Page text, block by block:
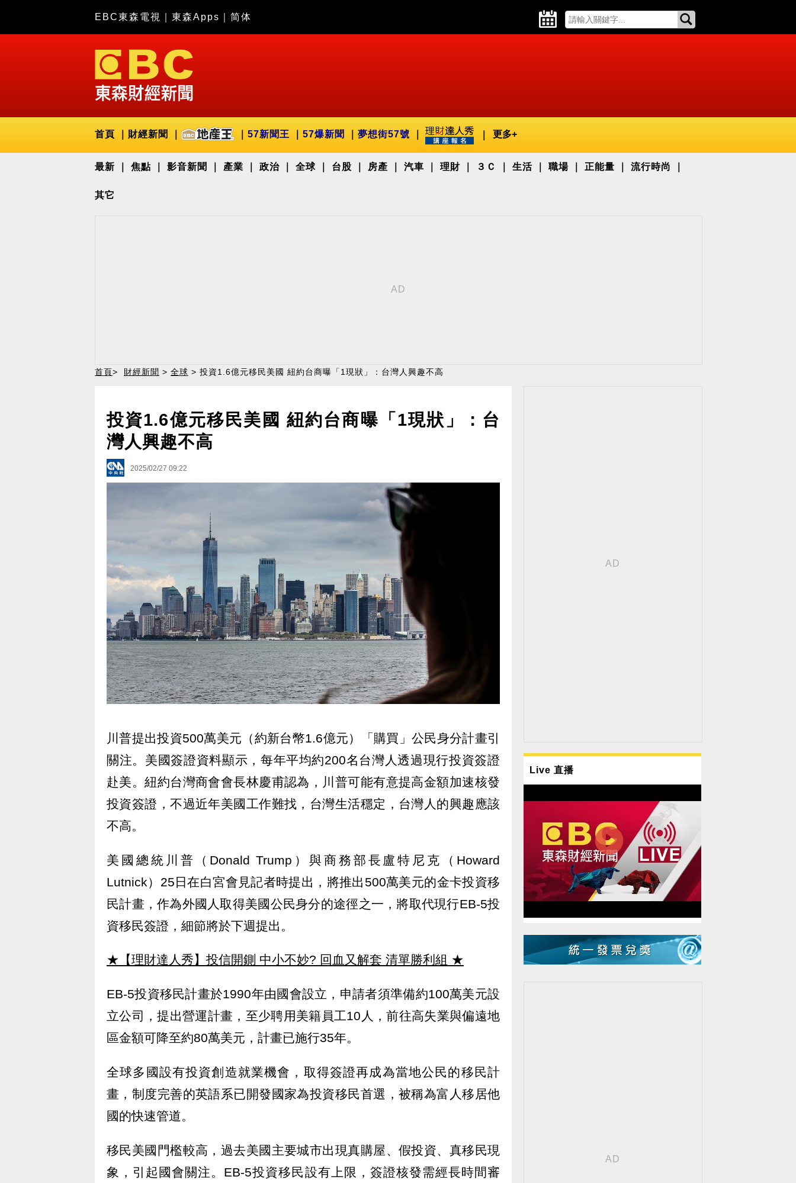
EBC東森電視 東森Apps 简体
首頁 財經新聞 57新聞王 57爆新聞 夢想街57號 更多+
最新 焦點 影音新聞 產業 政治 全球 台股 房產 汽車 理財 ３Ｃ 生活 職場 正能量 流行時尚
其它
首頁> 財經新聞 > 全球 > 投資1.6億元移民美國 紐約台商曝「1現狀」：台灣人興趣不高
投資1.6億元移民美國 紐約台商曝「1現狀」：台
灣人興趣不高
2025/02/27 09:22
川普提出投資500萬美元（約新台幣1.6億元）「購買」公民身分計畫引
關注。美國簽證資料顯示，每年平均約200名台灣人透過現行投資簽證
赴美。紐約台灣商會會長林慶甫認為，川普可能有意提高金額加速核發
投資簽證，不過近年美國工作難找，台灣生活穩定，台灣人的興趣應該
不高。
美國總統川普（Donald Trump）與商務部長盧特尼克（Howard
Lutnick）25日在白宮會見記者時提出，將推出500萬美元的金卡投資移
民計畫，作為外國人取得美國公民身分的途徑之一，將取代現行EB-5投
資移民簽證，細節將於下週提出。
★【理財達人秀】投信開鍘 中小不妙? 回血又解套 清單勝利組 ★
EB-5投資移民計畫於1990年由國會設立，申請者須準備約100萬美元設
立公司，提出營運計畫，至少聘用美籍員工10人，前往高失業與偏遠地
區金額可降至約80萬美元，計畫已施行35年。
全球多國設有投資創造就業機會，取得簽證再成為當地公民的移民計
畫，制度完善的英語系已開發國家為投資移民首選，被稱為富人移居他
國的快速管道。
移民美國門檻較高，過去美國主要城市出現真購屋、假投資、真移民現
象，引起國會關注。EB-5投資移民設有上限，簽證核發需經長時間審
Live 直播